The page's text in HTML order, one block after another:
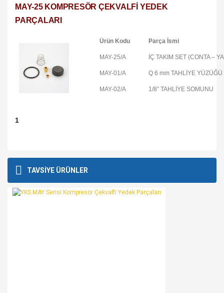
MAY-25 KOMPRESÖR ÇEKVALFİ YEDEK
PARÇALARI
Ürün Kodu Parça İsmi
MAY-25/A İÇ TAKIM SET (CONTA –
MAY-01/A Q 6 mm TAHLİYE YÜZÜĞÜ
MAY-02/A 1/8” TAHLİYE SOMUNU
1
Bu ürüne ilk yorumu siz yapın!
kullanarak tarafımıza iletebilirsiniz.
Görüş ve önerileriniz için teşekkür ederiz.
TAVSİYE ÜRÜNLER